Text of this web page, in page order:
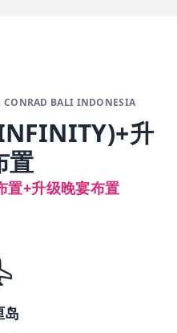
BALI INDONESIA
升
置
置+升级晚宴布置
岛